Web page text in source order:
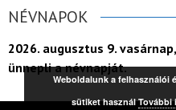
NÉVNAPOK
2026. augusztus 9.
ünnepli a névnapját.
Weboldalunk a felhasználói
sütiket használTovábbi